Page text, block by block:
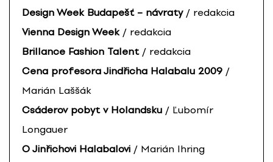
Design Week Budapešť – návraty/ redakcia
Vienna Design Week/ redakcia
Brillance Fashion Talent/ redakcia
Cena profesora Jindřicha Halabalu 2009 /
Marián Laššák
Csáderov pobyt v Holandsku / Ľubomír
Longauer
O Jinřichovi Halabalovi / Marián Ihring